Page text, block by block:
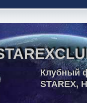
Клубный
STAREX,